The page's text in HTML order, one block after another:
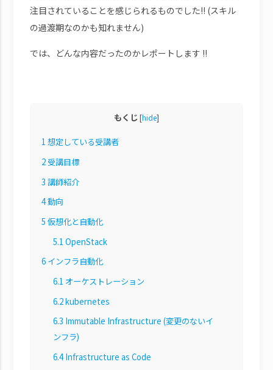
注目されていることを感じられるものでした!! (スキル
の過渡期なのかも知れません)
では、どんな内容だったのかレポートします !!
もくじ [hide]
1 想定している受講者
2受講目標
3 講師紹介
4動向
5 仮想化と自動化
5.1 OpenStack
6インフラ自動化
6.1 オーケストレーション
6.2kubernetes
6.3 Immutable Infrastructure (変更のないイ
ンフラ)
6.4Infrastructure as Code